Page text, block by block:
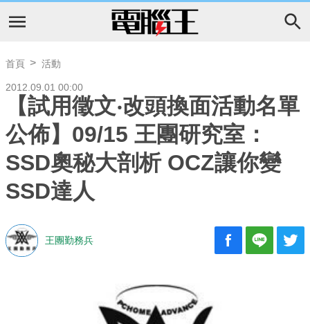
首頁 活動
2012.09.01 00:00
【試用徵文‧改頭換面活動名單
公佈】09/15 王團研究室：
SSD奧秘大剖析 OCZ讓你變
SSD達人
王團勤務兵